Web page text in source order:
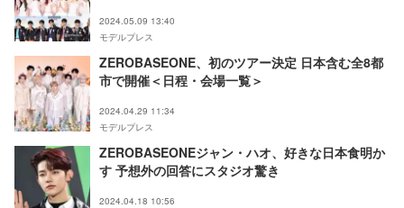
2024.05.09 13:40
モデルプレス
ZEROBASEONE、初のツアー決定 日本含む全8都
市で開催＜日程・会場一覧＞
2024.04.29 11:34
モデルプレス
ZEROBASEONEジャン・ハオ、好きな日本食明か
す 予想外の回答にスタジオ驚き
2024.04.18 10:56